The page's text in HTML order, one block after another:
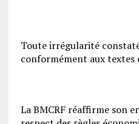
Toute irrégularité
conformément aux textes
La BMCRF réaffirme son